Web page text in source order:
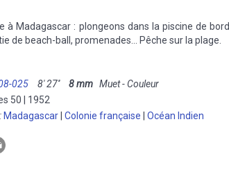
à Madagascar : plongeons dans la piscine de bord
de beach-ball, promenades... Pêche sur la plage.
025 8' 27'' 8 mm Muet - Couleur
50 | 1952
Madagascar Colonie française Océan Indien